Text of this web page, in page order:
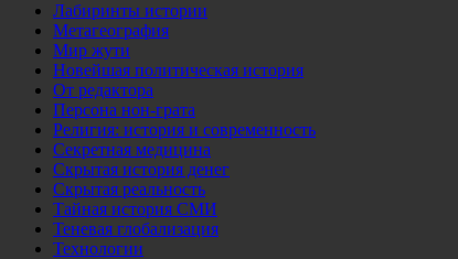
Лабиринты истории
Метагеография
Мир жути
Новейшая политическая история
От редактора
Персона нон-грата
Религия: история и современность
Секретная медицина
Скрытая история денег
Скрытая реальность
Тайная история СМИ
Теневая глобализация
Технологии